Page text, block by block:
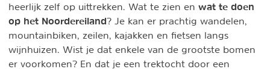
heerlijk zelf op uittrekken. Wat te zien en wat te doen
op het Noordereiland? Je kan er prachtig wandelen,
mountainbiken, zeilen, kajakken en fietsen langs
wijnhuizen. Wist je dat enkele van de grootste bomen
er voorkomen? En dat je een trektocht door een